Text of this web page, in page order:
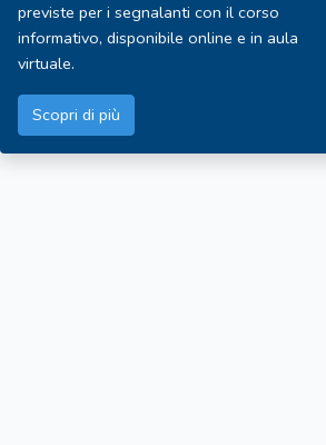
previste per i segnalanti con il corso
informativo, disponibile online e in aula
virtuale.
Scopri di più